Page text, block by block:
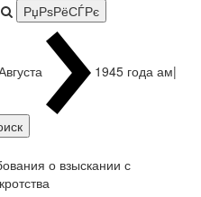
1945 года
на Хиросиму.
о взыскании с